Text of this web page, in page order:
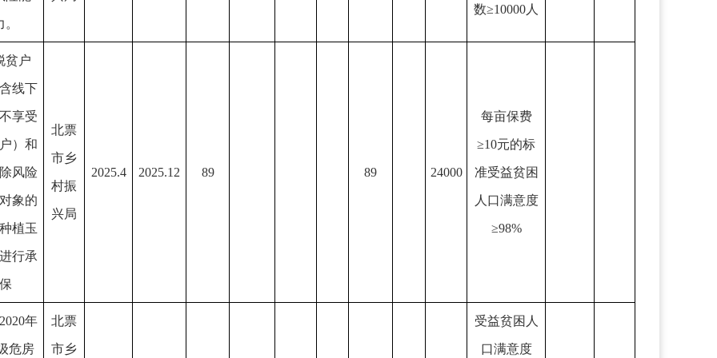
。
数≥10000人
贫户
线下
享受
）和
风险
象的
植玉
行承
保
北票
市乡
村振
兴局
2025.4 2025.12 89 89 24000
每亩保费
≥10元的标
准受益贫困
人口满意度
≥98%
年
危房
北票
市乡
受益贫困人
口满意度